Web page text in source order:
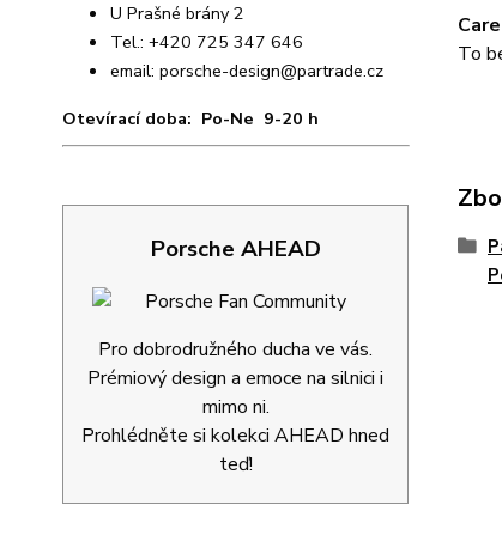
U Prašné brány 2
Tel.: +420 725 347 646
email: porsche-design@partrade.cz
Otevírací doba: Po-Ne 9-20 h
Porsche AHEAD
Pro dobrodružného ducha ve vás.
Prémiový design a emoce na silnici i
mimo ni.
Prohlédněte si kolekci AHEAD hned
teď!
To